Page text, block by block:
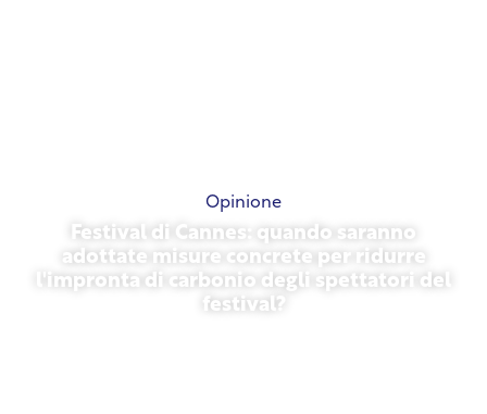
Opinione
Festival di Cannes: quando saranno
adottate misure concrete per ridurre
l'impronta di carbonio degli spettatori del
festival?